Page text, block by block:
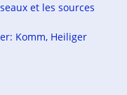
et les sources
Komm, Heiliger